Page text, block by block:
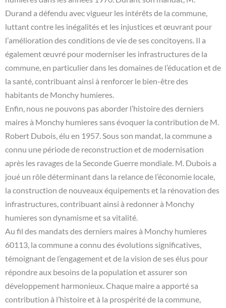
Durand a défendu avec vigueur les intérêts de la commune,
luttant contre les inégalités et les injustices et œuvrant pour
l’amélioration des conditions de vie de ses concitoyens. Il a
également œuvré pour moderniser les infrastructures de la
commune, en particulier dans les domaines de l’éducation et de
la santé, contribuant ainsi à renforcer le bien-être des
habitants de Monchy humieres.
Enfin, nous ne pouvons pas aborder l’histoire des derniers
maires à Monchy humieres sans évoquer la contribution de M.
Robert Dubois, élu en 1957. Sous son mandat, la commune a
connu une période de reconstruction et de modernisation
après les ravages de la Seconde Guerre mondiale. M. Dubois a
joué un rôle déterminant dans la relance de l’économie locale,
la construction de nouveaux équipements et la rénovation des
infrastructures, contribuant ainsi à redonner à Monchy
humieres son dynamisme et sa vitalité.
Au fil des mandats des derniers maires à Monchy humieres
60113, la commune a connu des évolutions significatives,
témoignant de l’engagement et de la vision de ses élus pour
répondre aux besoins de la population et assurer son
développement harmonieux. Chaque maire a apporté sa
contribution à l’histoire et à la prospérité de la commune,